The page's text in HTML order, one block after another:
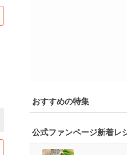
おすすめの特集
公式ファンページ新着レ